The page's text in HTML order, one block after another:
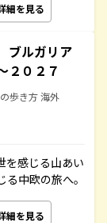
細を見る
ブルガリア
２０２７
歩き方 海外
を感じる山あい
中欧の旅へ。
細を見る